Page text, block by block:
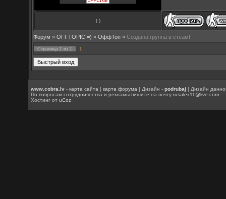
( )
Форум » OFFTOPIC =) » OффТоп » Создана группа в стеам!
Страница 1 из 1 1
www.cobra.lv -карта сайта |карта форума | Дизайн -podrubaj | Дизайн
По вопросам сотрудничества и рекламы пишите на почтуrusalex11@live.com
Хостинг отuCoz